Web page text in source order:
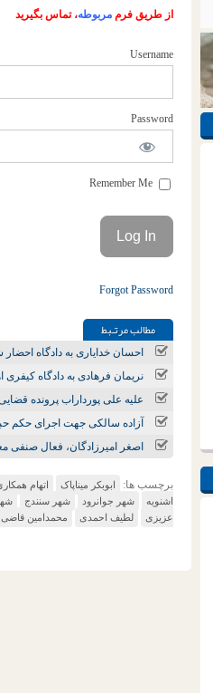
از طریق فرم مربوطه، تماس بگیرید
Username
Password
Forgot Password
مطالب مرتـبط
احسان خدایاری به دادگاه احضار
نریمان فرهادی به دادگاه کیفری
علیه علی پورداراب پرونده
آزاده سالکی جهت اجرای حکم
اصغر امیرزادگان، فعال صنفی
برچسب ها: ابوبکر میناپاک اتهام
اشنویه
شهر جوانرود شهر سنندج
عزیزی
لطیف احمدی محمدامین قاضی